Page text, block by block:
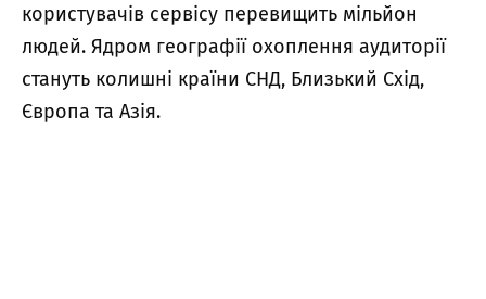
користувачів сервісу перевищить мільйон
людей. Ядром географії охоплення аудиторії
стануть колишні країни СНД, Близький Схід,
Європа та Азія.